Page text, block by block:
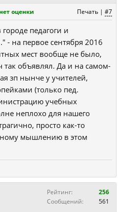
Печать | #7
нет оценки
педагоги и
- на первое сентября 2016
мест вообще не было,
объявлял. Да и на самом-
зп нынче у учителей,
(только пед.
учебных
неплохо для нашего
просто как-то
мышлению в этом
Рейтинг:
256
Сообщений:
561